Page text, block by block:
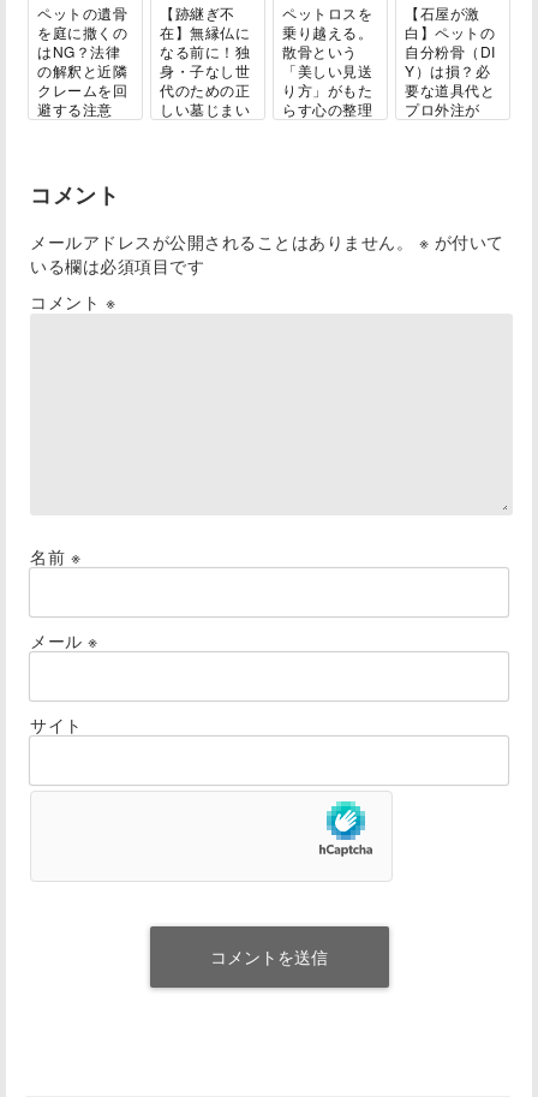
ペットの遺骨
を庭に撒くの
はNG？法律
の解釈と近隣
クレームを回
避する注意
【跡継ぎ不
在】無縁仏に
なる前に！独
身・子なし世
代のための正
しい墓じまい
ペットロスを
乗り越える。
散骨という
「美しい見送
り方」がもた
らす心の整理
【石屋が激
白】ペットの
自分粉骨（DI
Y）は損？必
要な道具代と
プロ外注が
コメント
メールアドレスが公開されることはありません。 ※ が付いて
いる欄は必須項目です
コメント ※
名前 ※
メール ※
サイト